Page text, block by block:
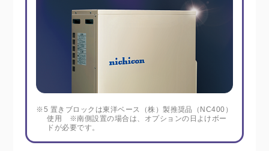
※5 置きブロックは東洋ベース（株）製推奨品（NC400）
使用 ※南側設置の場合は、オプションの日よけボー
ドが必要です。